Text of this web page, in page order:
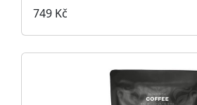
749 Kč